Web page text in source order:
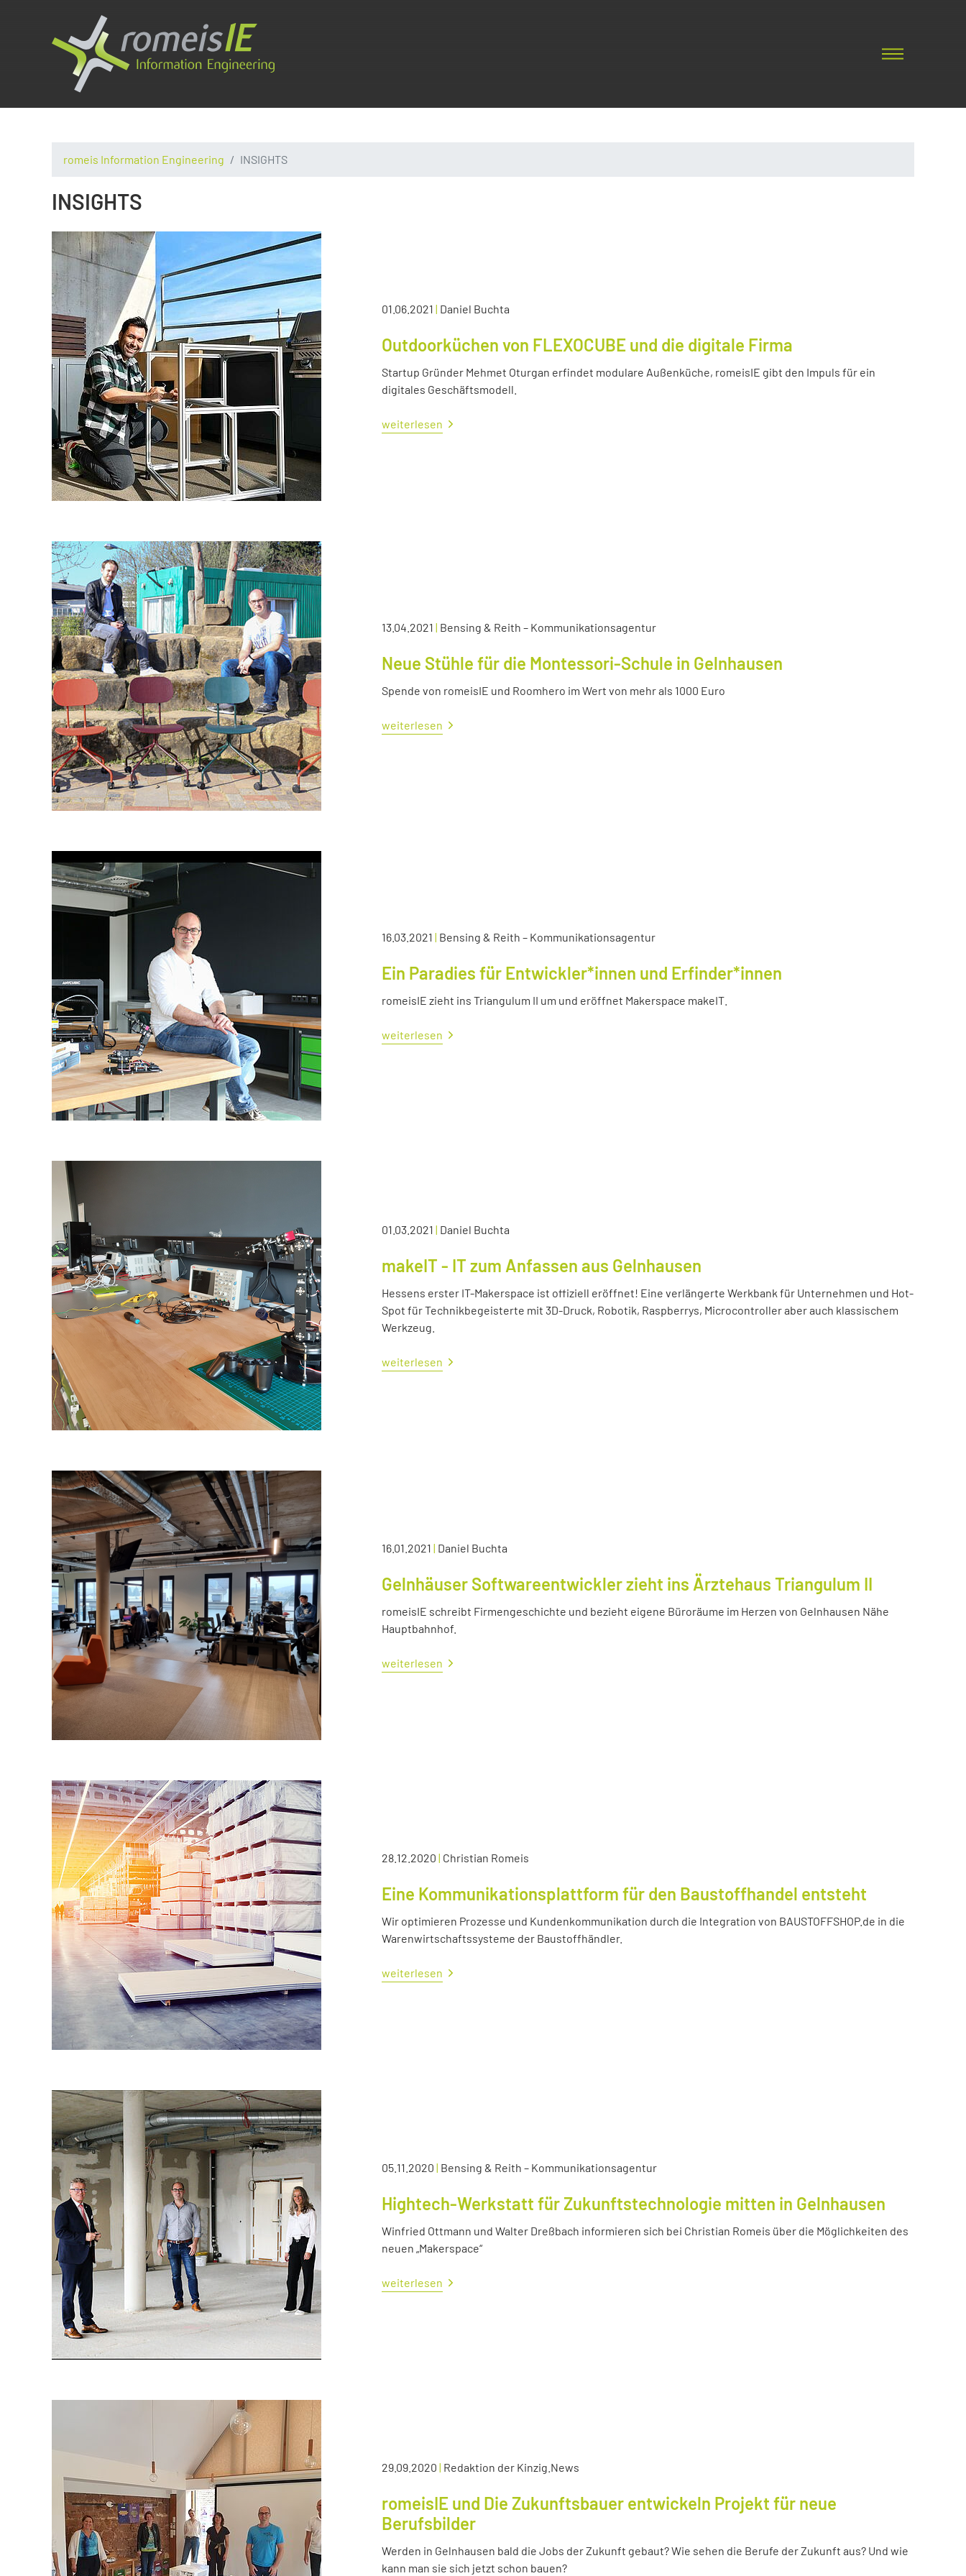
romeis Information Engineering INSIGHTS
INSIGHTS
01.06.2021 | Daniel Buchta
Outdoorküchen von FLEXOCUBE und die digitale Firma
Startup Gründer Mehmet Oturgan erfindet modulare Außenküche, romeisIE gibt den Impuls für ein
digitales Geschäftsmodell.
weiterlesen
13.04.2021 | Bensing & Reith – Kommunikationsagentur
Neue Stühle für die Montessori-Schule in Gelnhausen
Spende von romeisIE und Roomhero im Wert von mehr als 1000 Euro
weiterlesen
16.03.2021 | Bensing & Reith – Kommunikationsagentur
Ein Paradies für Entwickler*innen und Erfinder*innen
romeisIE zieht ins Triangulum II um und eröffnet Makerspace makeIT.
weiterlesen
01.03.2021 | Daniel Buchta
makeIT - IT zum Anfassen aus Gelnhausen
Hessens erster IT-Makerspace ist offiziell eröffnet! Eine verlängerte Werkbank für Unternehmen und Hot-
Spot für Technikbegeisterte mit 3D-Druck, Robotik, Raspberrys, Microcontroller aber auch klassischem
Werkzeug.
weiterlesen
16.01.2021 | Daniel Buchta
Gelnhäuser Softwareentwickler zieht ins Ärztehaus Triangulum II
romeisIE schreibt Firmengeschichte und bezieht eigene Büroräume im Herzen von Gelnhausen Nähe
Hauptbahnhof.
weiterlesen
28.12.2020 | Christian Romeis
Eine Kommunikationsplattform für den Baustoffhandel entsteht
Wir optimieren Prozesse und Kundenkommunikation durch die Integration von BAUSTOFFSHOP.de in die
Warenwirtschaftssysteme der Baustoffhändler.
weiterlesen
05.11.2020 | Bensing & Reith – Kommunikationsagentur
Hightech-Werkstatt für Zukunftstechnologie mitten in Gelnhausen
Winfried Ottmann und Walter Dreßbach informieren sich bei Christian Romeis über die Möglichkeiten des
neuen „Makerspace“
weiterlesen
29.09.2020 | Redaktion der Kinzig.News
romeisIE und Die Zukunftsbauer entwickeln Projekt für neue
Berufsbilder
Werden in Gelnhausen bald die Jobs der Zukunft gebaut? Wie sehen die Berufe der Zukunft aus? Und wie
kann man sie sich jetzt schon bauen?